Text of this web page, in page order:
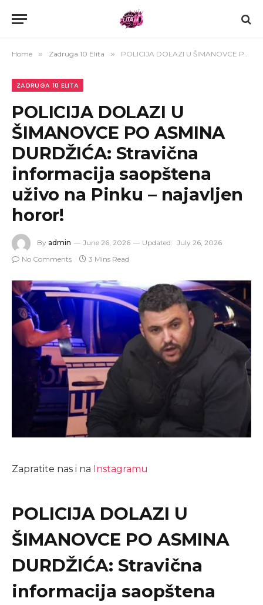
Home » Zadruga 10 Elita » POLICIJA DOLAZI U ŠIMANOVCE PO ASMINA DURDŽIĆA: Stravična informacija saopštena uživo na Pinku – najavljen horor!
ZADRUGA 10 ELITA
POLICIJA DOLAZI U
ŠIMANOVCE PO ASMINA
DURDŽIĆA: Stravična
informacija saopštena
uživo na Pinku – najavljen
horor!
By admin June 26, 2026 Updated: July 26, 2026
No Comments
3 Mins Read
Zapratite nas i na Instagramu
POLICIJA DOLAZI U
ŠIMANOVCE PO ASMINA
DURDŽIĆA: Stravična
informacija saopštena